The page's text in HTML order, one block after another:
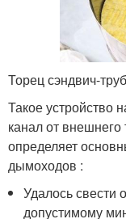
Торец сэндвич-
Такое
канал от внешнего
определяет
дымоходов :
Удалось свести
допустимому